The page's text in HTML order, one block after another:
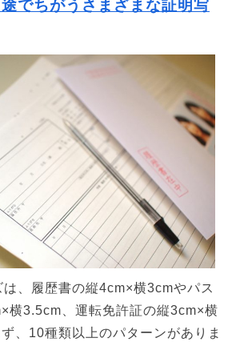
でちがうさまざまな証明写
、履歴書の縦4cm×横3cmやパス
横3.5cm、運転免許証の縦3cm×横
、10種類以上のパターンがありま